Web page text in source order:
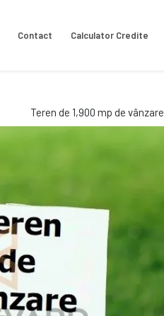
Contact Calculator Credite
Teren de 1,900 mp de vânzare